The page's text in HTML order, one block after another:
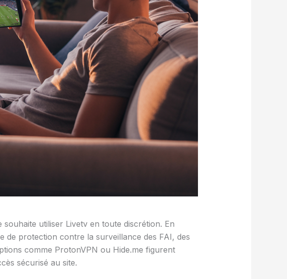
utiliser Livetv en toute discrétion. En
de protection contre la surveillance des FAI, des
comme ProtonVPN ou Hide.me figurent
sécurisé au site.